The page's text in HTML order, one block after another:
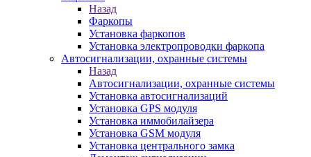
Назад
Фаркопы
Установка фаркопов
Установка электропроводки фаркопа
Автосигнализации, охранные системы
Назад
Автосигнализации, охранные системы
Установка автосигнализаций
Установка GPS модуля
Установка иммобилайзера
Установка GSM модуля
Установка центрального замка